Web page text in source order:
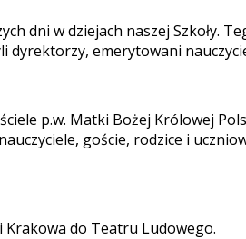
dni w dziejach naszej Szkoły.
emerytowani
p.w. Matki Bożej Królowej
goście, rodzice i
do Teatru Ludowego.